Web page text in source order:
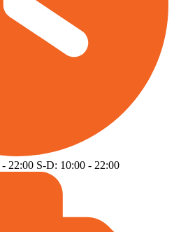
- 22:00 S-D: 10:00 - 22:00